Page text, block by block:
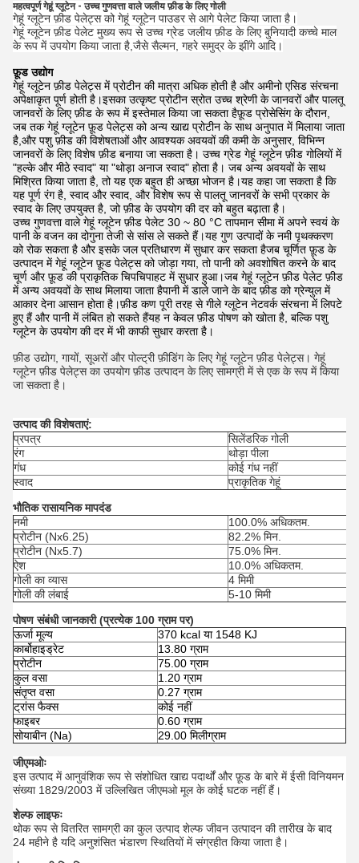
महत्वपूर्ण गेहूं ग्लूटेन - उच्च गुणवत्ता वाले जलीय फ़ीड के लिए गोली
गेहूं ग्लूटेन फ़ीड पेलेट्स को गेहूं ग्लूटेन पाउडर से आगे पेलेट किया जाता है।
गेहूं ग्लूटेन फ़ीड पेलेट मुख्य रूप से उच्च ग्रेड जलीय फ़ीड के लिए बुनियादी कच्चे माल
के रूप में उपयोग किया जाता है,जैसे सैल्मन, गहरे समुद्र के झींगे आदि।
फ़ूड उद्योग
गेहूं ग्लूटेन फ़ीड पेलेट्स में प्रोटीन की मात्रा अधिक होती है और अमीनो एसिड संरचना
अपेक्षाकृत पूर्ण होती है।इसका उत्कृष्ट प्रोटीन स्रोत उच्च श्रेणी के जानवरों और पालतू
जानवरों के लिए फ़ीड के रूप में इस्तेमाल किया जा सकता हैफ़ूड प्रोसेसिंग के दौरान,
जब तक गेहूं ग्लूटेन फ़ूड पेलेट्स को अन्य खाद्य प्रोटीन के साथ अनुपात में मिलाया जाता
है,और पशु फ़ीड की विशेषताओं और आवश्यक अवयवों की कमी के अनुसार, विभिन्न
जानवरों के लिए विशेष फ़ीड बनाया जा सकता है। उच्च ग्रेड गेहूं ग्लूटेन फ़ीड गोलियों में
"हल्के और मीठे स्वाद" या "थोड़ा अनाज स्वाद" होता है। जब अन्य अवयवों के साथ
मिश्रित किया जाता है, तो यह एक बहुत ही अच्छा भोजन है।यह कहा जा सकता है कि
यह पूर्ण रंग है, स्वाद और स्वाद, और विशेष रूप से पालतू जानवरों के सभी प्रकार के
स्वाद के लिए उपयुक्त है, जो फ़ीड के उपयोग की दर को बहुत बढ़ाता है।
उच्च गुणवत्ता वाले गेहूं ग्लूटेन फ़ीड पेलेट 30 ~ 80 °C तापमान सीमा में अपने स्वयं के
पानी के वजन का दोगुना तेजी से सांस ले सकते हैं।यह गुण उत्पादों के नमी पृथक्करण
को रोक सकता है और इसके जल प्रतिधारण में सुधार कर सकता हैजब चूर्णित फ़ूड के
उत्पादन में गेहूं ग्लूटेन फ़ूड पेलेट्स को जोड़ा गया, तो पानी को अवशोषित करने के बाद
चूर्ण और फ़ूड की प्राकृतिक चिपचिपाहट में सुधार हुआ।जब गेहूं ग्लूटेन फ़ीड पेलेट फ़ीड
में अन्य अवयवों के साथ मिलाया जाता हैपानी में डाले जाने के बाद फ़ीड को ग्रेन्युल में
आकार देना आसान होता है।फ़ीड कण पूरी तरह से गीले ग्लूटेन नेटवर्क संरचना में लिपटे
हुए हैं और पानी में लंबित हो सकते हैंयह न केवल फ़ीड पोषण को खोता है, बल्कि पशु
ग्लूटेन के उपयोग की दर में भी काफी सुधार करता है।
फ़ीड उद्योग, गायों, सूअरों और पोल्ट्री फ़ीडिंग के लिए गेहूं ग्लूटेन फ़ीड पेलेट्स। गेहूं
ग्लूटेन फ़ीड पेलेट्स का उपयोग फ़ीड उत्पादन के लिए सामग्री में से एक के रूप में किया
जा सकता है।
उत्पाद की विशेषताएं:
प्रपत्र
सिलेंडरिक गोली
रंग
थोड़ा पीला
गंध
कोई गंध नहीं
स्वाद
प्राकृतिक गेहूं
भौतिक रासायनिक मापदंड
नमी
100.0% अधिकतम.
प्रोटीन (Nx6.25)
82.2% मिन.
प्रोटीन (Nx5.7)
75.0% मिन.
ऐश
10.0% अधिकतम.
गोली का व्यास
4 मिमी
गोली की लंबाई
5-10 मिमी
पोषण संबंधी जानकारी (प्रत्येक 100 ग्राम पर)
ऊर्जा मूल्य
370 kcal या 1548 KJ
कार्बोहाइड्रेट
13.80 ग्राम
प्रोटीन
75.00 ग्राम
कुल वसा
1.20 ग्राम
संतृप्त वसा
0.27 ग्राम
ट्रांस फैक्स
कोई नहीं
फाइबर
0.60 ग्राम
सोयाबीन (Na)
29.00 मिलीग्राम
जीएमओः
इस उत्पाद में आनुवंशिक रूप से संशोधित खाद्य पदार्थों और फ़ूड के बारे में ईसी विनियमन
संख्या 1829/2003 में उल्लिखित जीएमओ मूल के कोई घटक नहीं हैं।
शेल्फ लाइफः
थोक रूप से वितरित सामग्री का कुल उत्पाद शेल्फ जीवन उत्पादन की तारीख के बाद
24 महीने है यदि अनुशंसित भंडारण स्थितियों में संग्रहीत किया जाता है।